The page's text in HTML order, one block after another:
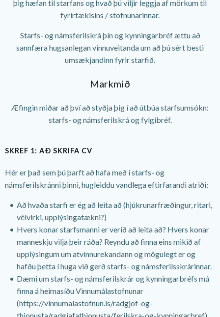
þig hæfan til starfans og hvað þú viljir leggja af mörkum til
fyrirtækisins / stofnunarinnar.
Starfs- og námsferilskrá þín og kynningarbréf ættu að
sannfæra hugsanlegan vinnuveitanda um að þú sért besti
umsækjandinn fyrir starfið.
Markmið
Æfingin miðar að því að styðja þig í að útbúa starfsumsókn:
starfs- og námsferilskrá og fylgibréf.
SKREF 1: AÐ SKRIFA CV
Hér er það sem þú þarft að hafa með í starfs- og
námsferilskránni þinni, hugleiddu vandlega eftirfarandi atriði:
Að hvaða starfi er ég að leita að (hjúkrunarfræðingur, ritari,
vélvirki, upplýsingatækni?)
Hvers konar starfsmanni er verið að leita að? Hvers konar
manneskju vilja þeir ráða? Reyndu að finna eins mikið af
upplýsingum um atvinnurekandann og mögulegt er og
hafðu þetta í huga við gerð starfs- og námsferilsskrárinnar.
Dæmi um starfs- og námsferilskrár og kynningarbréfs má
finna á heimasíðu Vinnumálastofnunar
(https://vinnumalastofnun.is/radgjof-og-